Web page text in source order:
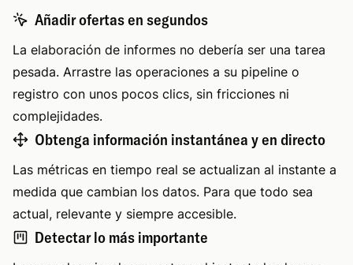
Añadir ofertas en segundos
La elaboración de informes no debería ser una tarea
pesada. Arrastre las operaciones a su pipeline o
registro con unos pocos clics, sin fricciones ni
complejidades.
Obtenga información instantánea y en directo
Las métricas en tiempo real se actualizan al instante a
medida que cambian los datos. Para que todo sea
actual, relevante y siempre accesible.
Detectar lo más importante